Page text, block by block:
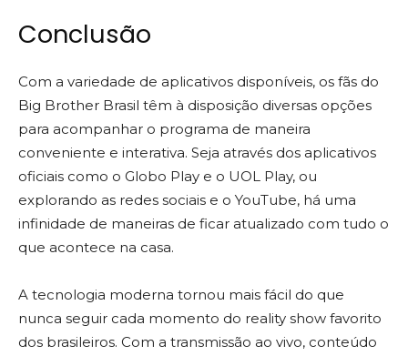
Conclusão
Com a variedade de aplicativos disponíveis, os fãs do
Big Brother Brasil têm à disposição diversas opções
para acompanhar o programa de maneira
conveniente e interativa. Seja através dos aplicativos
oficiais como o Globo Play e o UOL Play, ou
explorando as redes sociais e o YouTube, há uma
infinidade de maneiras de ficar atualizado com tudo o
que acontece na casa.
A tecnologia moderna tornou mais fácil do que
nunca seguir cada momento do reality show favorito
dos brasileiros. Com a transmissão ao vivo, conteúdo